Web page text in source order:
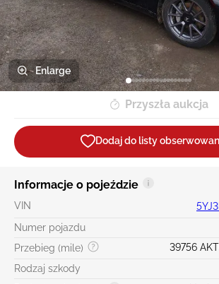
Enlarge
Przyszła aukcja
Dodaj do listy
Informacje o pojeździe
VIN
Numer pojazdu
Przebieg (mile)
39756
Rodzaj szkody